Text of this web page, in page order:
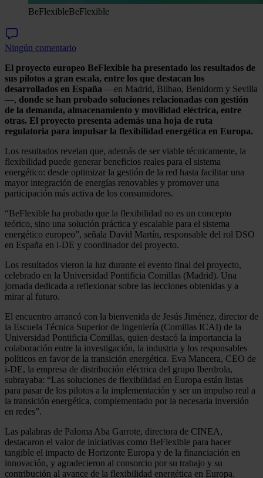
BeFlexibleBeFlexible
Ningún comentario
El proyecto europeo BeFlexible ha presentado los resultados de
sus pilotos a gran escala, entre los que destacan los
desarrollados en España —en Madrid, Bilbao, Benidorm y Sevilla
—, donde se han probado soluciones relacionadas con gestión
de la demanda, almacenamiento y movilidad eléctrica, entre
otras. El proyecto presenta además una hoja de ruta
regulatoria para impulsar la flexibilidad energética en Europa.
Los resultados revelan que, además de ser viable técnicamente, la
flexibilidad puede generar beneficios reales para el sistema
energético: desde optimizar la gestión de la red hasta facilitar una
mayor integración de energías renovables y promover una
participación más activa de los consumidores.
“BeFlexible ha probado que la flexibilidad no es un concepto
teórico, sino una solución práctica y escalable para el sistema
energético europeo”, señala David Martín, responsable del rol DSO
en España en i-DE y coordinador del proyecto.
Los resultados vieron la luz durante el evento final del proyecto,
celebrado en la Universidad Pontificia Comillas (Madrid). Una
jornada dedicada a reflexionar sobre las lecciones obtenidas y a
mirar al futuro.
El encuentro arrancó con la bienvenida de Jesús Jiménez, director de
la Escuela Técnica Superior de Ingeniería (Comillas ICAI) de la
Universidad Pontificia Comillas, quien destacó la importancia la
colaboración entre la investigación, la industria y los responsables
políticos en favor de la transición energética. Eva Mancera, CEO de
i-DE, la empresa de distribución eléctrica del grupo Iberdrola,
subrayaba: “Las soluciones de flexibilidad en Europa están listas
para pasar de los pilotos a la implementación y ser un impulso real a
la transición energética, complementado por la necesaria inversión
en redes”.
Las palabras de Paloma Aba Garrote, directora de CINEA,
destacaron el valor de iniciativas como BeFlexible para hacer
tangible el impacto de Horizonte Europa y de la financiación en
innovación, y agradecieron al consorcio por su trabajo y su
contribución al avance de la flexibilidad energética en Europa.